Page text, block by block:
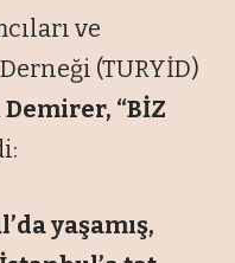
ve
(TURYİD)
Demirer, “BİZ
yaşamış,